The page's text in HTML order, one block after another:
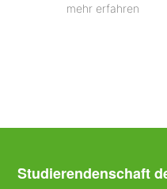
mehr erfahren
Studierendenschaft